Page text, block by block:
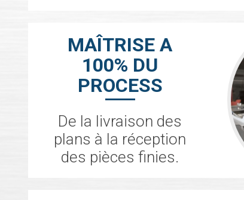
MAÎTRISE A
100% DU
PROCESS
De la livraison des
plans à la réception
des pièces finies.